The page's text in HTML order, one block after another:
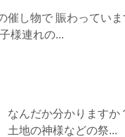
催し物で 賑わってい
様連れの...
なんだか分かります
土地の神様などの祭...